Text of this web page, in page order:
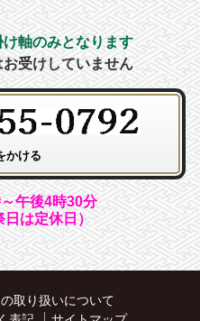
軸のみとなります
受けしていません
午後4時30分
日は定休日）
取り扱いについて